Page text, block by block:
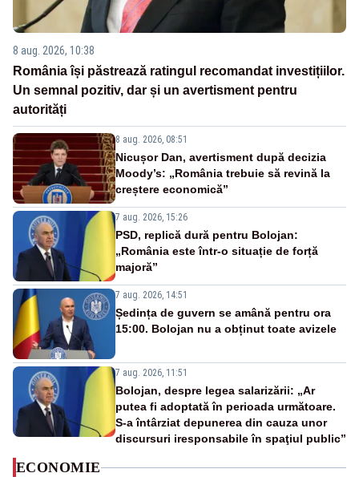
8 aug. 2026, 10:38
România își păstrează ratingul recomandat investițiilor.
Un semnal pozitiv, dar și un avertisment pentru
autorități
8 aug. 2026, 08:51
Nicușor Dan, avertisment după decizia
Moody’s: „România trebuie să revină la
creștere economică”
7 aug. 2026, 15:26
PSD, replică dură pentru Bolojan:
„România este într-o situație de forță
majoră”
7 aug. 2026, 14:51
Ședința de guvern se amână pentru ora
15:00. Bolojan nu a obținut toate avizele
7 aug. 2026, 11:51
Bolojan, despre legea salarizării: „Ar
putea fi adoptată în perioada următoare.
S-a întârziat depunerea din cauza unor
discursuri iresponsabile în spaţiul public”
ECONOMIE